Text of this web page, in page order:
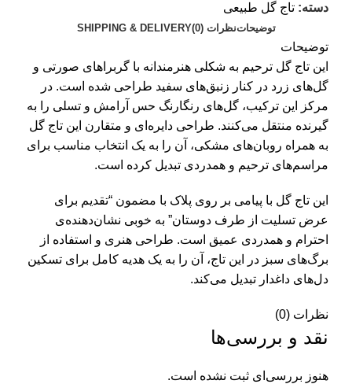
دسته: تاج گل طبیعی
توضیحاتنظرات (0) SHIPPING & DELIVERY
توضیحات
این تاج گل ترحیم به شکلی هنرمندانه با گربراهای صورتی و
گل‌های زرد در کنار زنبق‌های سفید طراحی شده است. در
مرکز این ترکیب، گل‌های رنگارنگ حس آرامش و تسلی را به
گیرنده منتقل می‌کنند. طراحی دایره‌ای و متقارن این تاج گل
به همراه روبان‌های مشکی، آن را به یک انتخاب مناسب برای
مراسم‌های ترحیم و همدردی تبدیل کرده است.
این تاج گل با پیامی بر روی پلاک با مضمون “تقدیم برای
عرض تسلیت از طرف دوستان” به خوبی نشان‌دهنده‌ی
احترام و همدردی عمیق است. طراحی هنری و استفاده از
برگ‌های سبز در این تاج، آن را به یک هدیه کامل برای تسکین
دل‌های داغدار تبدیل می‌کند.
نظرات (0)
نقد و بررسی‌ها
هنوز بررسی‌ای ثبت نشده است.